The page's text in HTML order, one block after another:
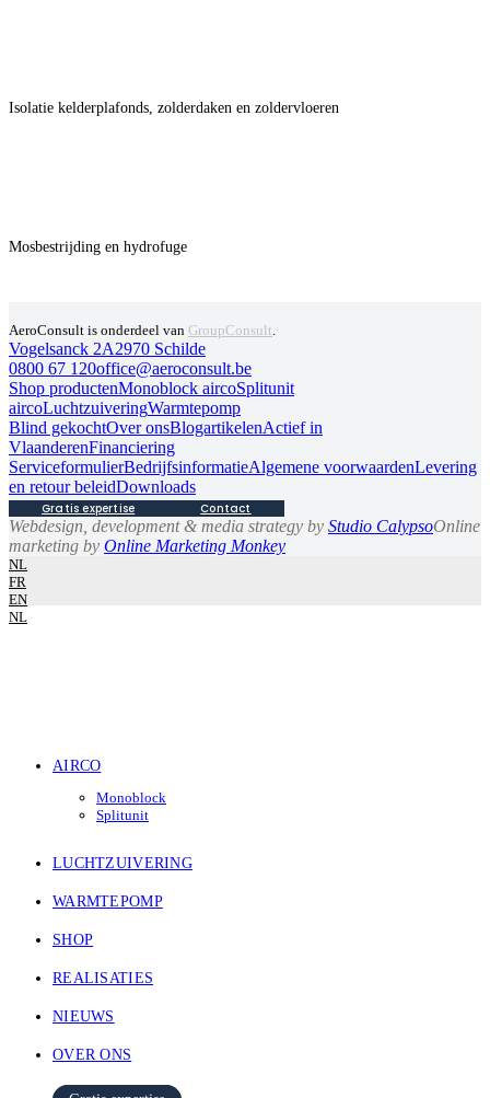
Isolatie kelderplafonds, zolderdaken en zoldervloeren
Mosbestrijding en hydrofuge
AeroConsult is onderdeel van GroupConsult
Vogelsanck 2A2970 Schilde
0800 67 120office@aeroconsult.be
Shop productenMonoblock aircoSplitunit
aircoLuchtzuiveringWarmtepomp
Blind gekochtOver onsBlogartikelenActief in
VlaanderenFinanciering
ServiceformulierBedrijfsinformatieAlgemene voorwaardenLevering
en retour beleidDownloads
Gratis expertise Contact
Webdesign, development & media strategy by Studio CalypsoOnline
marketing by Online Marketing Monkey
NL
FR
EN
NL
AIRCO
Monoblock
Splitunit
LUCHTZUIVERING
WARMTEPOMP
SHOP
REALISATIES
NIEUWS
OVER ONS